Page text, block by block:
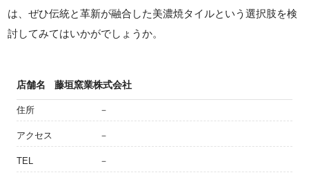
は、ぜひ伝統と革新が融合した美濃焼タイルという選択肢を検
討してみてはいかがでしょうか。
店舗名 藤垣窯業株式会社
住所 －
アクセス －
TEL －